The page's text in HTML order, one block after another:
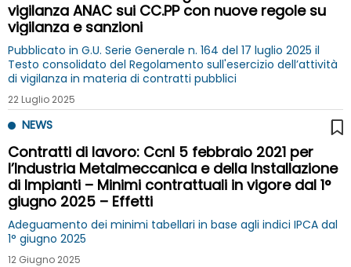
vigilanza ANAC sui CC.PP con nuove regole su
vigilanza e sanzioni
Pubblicato in G.U. Serie Generale n. 164 del 17 luglio 2025 il
Testo consolidato del Regolamento sull'esercizio dell’attività
di vigilanza in materia di contratti pubblici
22 Luglio 2025
NEWS
Contratti di lavoro: Ccnl 5 febbraio 2021 per
l’Industria Metalmeccanica e della Installazione
di Impianti – Minimi contrattuali in vigore dal 1°
giugno 2025 – Effetti
Adeguamento dei minimi tabellari in base agli indici IPCA dal
1° giugno 2025
12 Giugno 2025